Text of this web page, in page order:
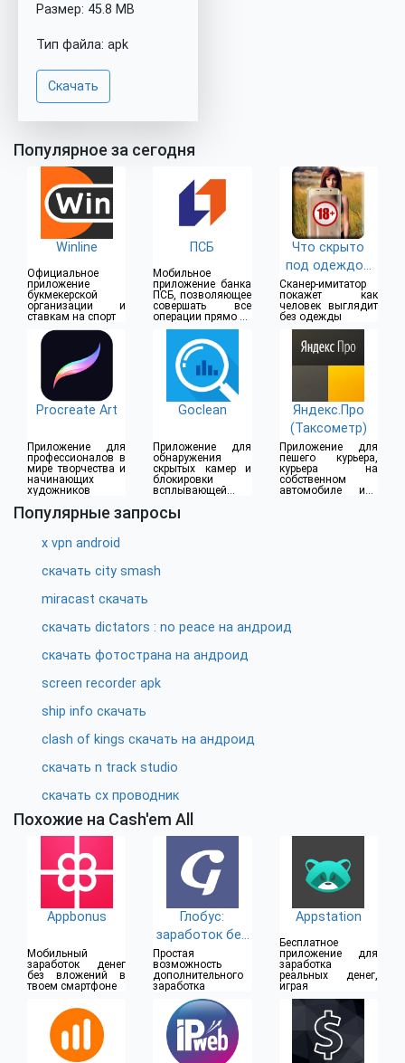
Размер: 45.8 MB
Тип файла: apk
Скачать
Популярное за сегодня
Winline
Официальное
приложение
букмекерской
организации и
ставкам на спорт
ПСБ
Мобильное
приложение банка
ПСБ, позволяющее
совершать все
операции прямо из
дома
Что скрыто
под одеждой
(18+)
Сканер-имитатор
покажет как
человек выглядит
без одежды
Procreate Art
Приложение для
профессионалов в
мире творчества и
начинающих
художников
Goclean
Приложение для
обнаружения
скрытых камер и
блокировки
всплывающей
Яндекс.Про
(Таксометр)
Приложение для
пешего курьера,
курьера на
собственном
автомобиле или
Популярные запросы
x vpn android
скачать city smash
miracast скачать
скачать dictators : no peace на андроид
скачать фотострана на андроид
screen recorder apk
ship info скачать
clash of kings скачать на андроид
скачать n track studio
скачать cx проводник
Похожие на Cash'em All
Appbonus
Мобильный
заработок денег
без вложений в
твоем смартфоне
Глобус:
заработок без
вложений
Простая
возможность
дополнительного
заработка
Appstation
Бесплатное
приложение для
заработка
реальных денег,
играя